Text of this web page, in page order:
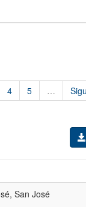
4 5 …
San José